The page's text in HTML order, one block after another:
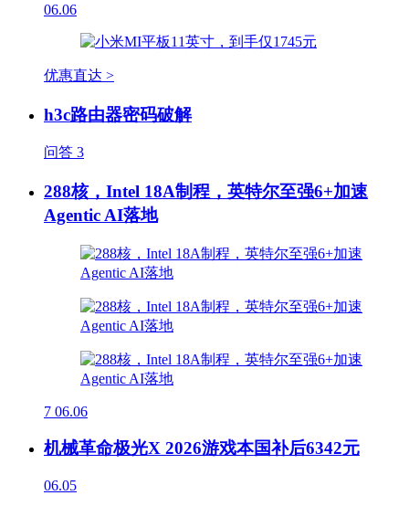
06.06
优惠直达 >
h3c路由器密码破解
问答 3
288核，Intel 18A制程，英特尔至强6+加速
Agentic AI落地
7 06.06
机械革命极光X 2026游戏本国补后6342元
06.05